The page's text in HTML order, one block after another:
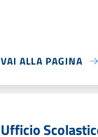
VAI ALLA PAGINA
Ufficio